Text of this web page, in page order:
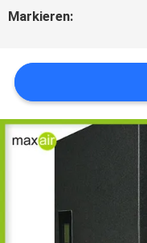
FORDERN
ZITAT
SHOPPING
ONLINE
Markieren: